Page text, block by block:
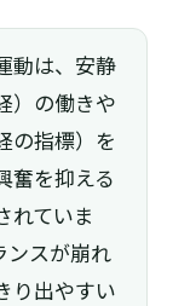
動は、安静
）の働きや
の指標）を
奮を抑える
れていま
ンスが崩れ
り出やすい